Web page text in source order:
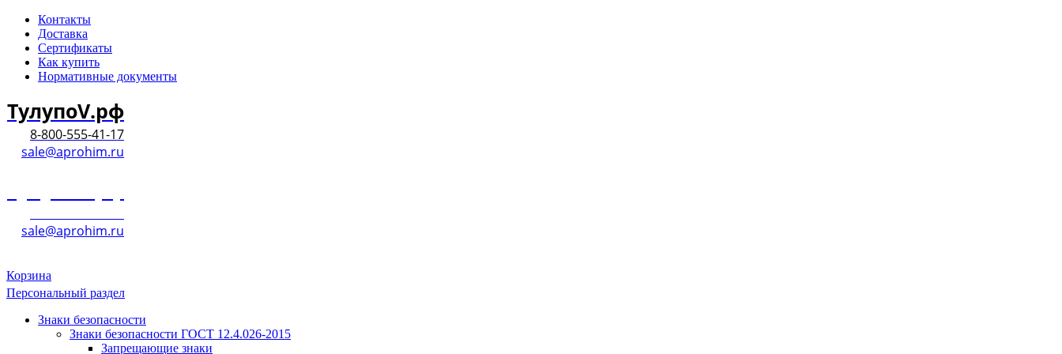
Контакты
Доставка
Сертификаты
Как купить
Нормативные документы
ТулупоV.рф
8-800-555-41-17
sale@aprohim.ru
sale@aprohim.ru
Корзина
Персональный раздел
Знаки безопасности
Знаки безопасности ГОСТ 12.4.026-2015
Запрещающие знаки